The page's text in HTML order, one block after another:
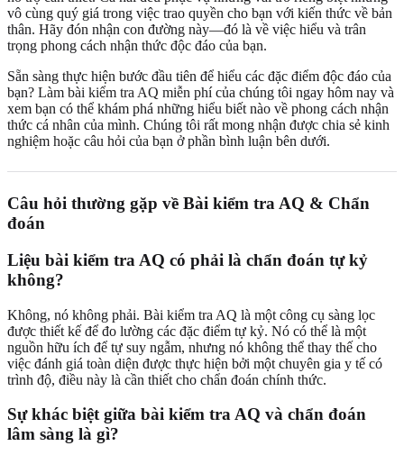
vô cùng quý giá trong việc trao quyền cho bạn với kiến thức về bản
thân. Hãy đón nhận con đường này—đó là về việc hiểu và trân
trọng phong cách nhận thức độc đáo của bạn.
Sẵn sàng thực hiện bước đầu tiên để hiểu các đặc điểm độc đáo của
bạn? Làm bài kiểm tra AQ miễn phícủa chúng tôi ngay hôm nay và
xem bạn có thể khám phá những hiểu biết nào về phong cách nhận
thức cá nhân của mình. Chúng tôi rất mong nhận được chia sẻ kinh
nghiệm hoặc câu hỏi của bạn ở phần bình luận bên dưới.
Câu hỏi thường gặp về Bài kiểm tra AQ & Chẩn
đoán
Liệu bài kiểm tra AQ có phải là chẩn đoán tự kỷ
không?
Không, nó không phải. Bài kiểm tra AQ là một công cụ sàng lọc
được thiết kế để đo lường các đặc điểm tự kỷ. Nó có thể là một
nguồn hữu ích để tự suy ngẫm, nhưng nó không thể thay thế cho
việc đánh giá toàn diện được thực hiện bởi một chuyên gia y tế có
trình độ, điều này là cần thiết cho chẩn đoán chính thức.
Sự khác biệt giữa bài kiểm tra AQ và chẩn đoán
lâm sàng là gì?